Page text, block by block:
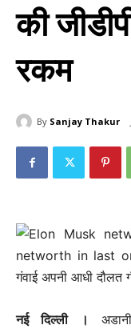
की
रकम
By Sanjay Thakur
नई दिल्‍ली ।